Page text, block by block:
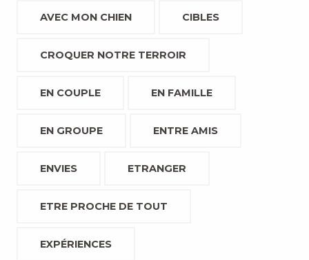
AVEC MON CHIEN CIBLES
CROQUER NOTRE TERROIR
EN COUPLE EN FAMILLE
EN GROUPE ENTRE AMIS
ENVIES ETRANGER
ETRE PROCHE DE TOUT
EXPÉRIENCES